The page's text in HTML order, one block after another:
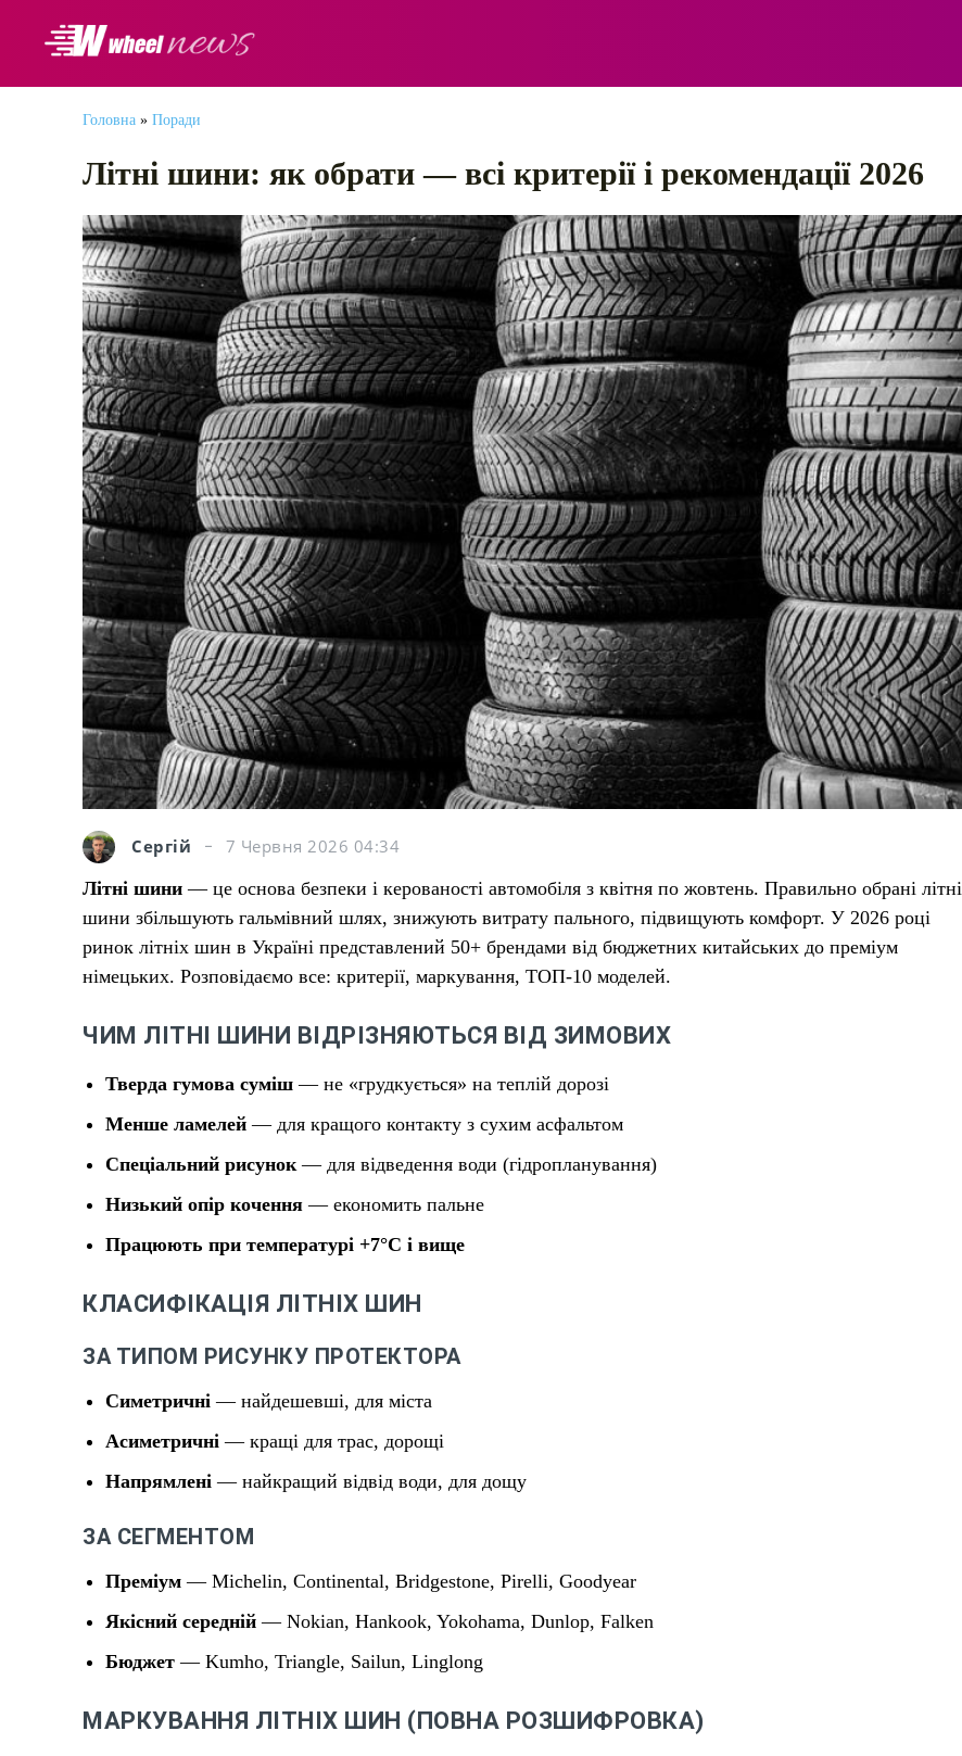
Головна » Поради
Літні шини: як обрати — всі критерії і рекомендації 2026
Сергій
7 Червня 2026 04:34
Літні шини — це основа безпеки і керованості автомобіля з квітня по жовтень. Правильно обрані літні
шини збільшують гальмівний шлях, знижують витрату пального, підвищують комфорт. У 2026 році
ринок літніх шин в Україні представлений 50+ брендами від бюджетних китайських до преміум
німецьких. Розповідаємо все: критерії, маркування, ТОП-10 моделей.
ЧИМ ЛІТНІ ШИНИ ВІДРІЗНЯЮТЬСЯ ВІД ЗИМОВИХ
Тверда гумова суміш — не «грудкується» на теплій дорозі
Менше ламелей — для кращого контакту з сухим асфальтом
Спеціальний рисунок — для відведення води (гідропланування)
Низький опір кочення — економить пальне
Працюють при температурі +7°C і вище
КЛАСИФІКАЦІЯ ЛІТНІХ ШИН
ЗА ТИПОМ РИСУНКУ ПРОТЕКТОРА
Симетричні — найдешевші, для міста
Асиметричні — кращі для трас, дорощі
Напрямлені — найкращий відвід води, для дощу
ЗА СЕГМЕНТОМ
Преміум — Michelin, Continental, Bridgestone, Pirelli, Goodyear
Якісний середній — Nokian, Hankook, Yokohama, Dunlop, Falken
Бюджет — Kumho, Triangle, Sailun, Linglong
МАРКУВАННЯ ЛІТНІХ ШИН (ПОВНА РОЗШИФРОВКА)